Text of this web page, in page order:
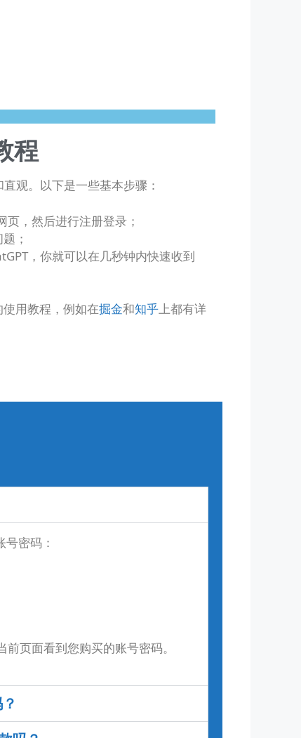
程
观。以下是一些基本步骤：
页，然后进行注册登录；
；
，你就可以在几秒钟内快速收到
用教程，例如在掘金和知乎上都有详
密码：
页面看到您购买的账号密码。